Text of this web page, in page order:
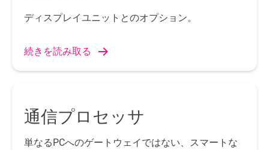
ディスプレイユニットとのオプション。
続きを読み取る
通信プロセッサ
単なるPCへのゲートウェイではない、スマートな